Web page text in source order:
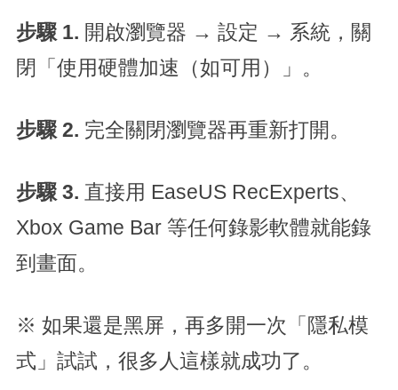
步驟 1. 開啟瀏覽器 → 設定 → 系統，關
閉「使用硬體加速（如可用）」。
步驟 2. 完全關閉瀏覽器再重新打開。
步驟 3. 直接用 EaseUS RecExperts、
Xbox Game Bar 等任何錄影軟體就能錄
到畫面。
※ 如果還是黑屏，再多開一次「隱私模
式」試試，很多人這樣就成功了。